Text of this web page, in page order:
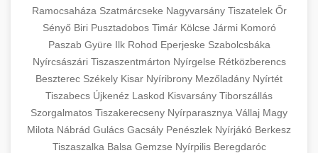
Ramocsaháza Szatmárcseke Nagyvarsány Tiszatelek Őr
Sényő Biri Pusztadobos Timár Kölcse Jármi Komoró
Paszab Gyüre Ilk Rohod Eperjeske Szabolcsbáka
Nyírcsászári Tiszaszentmárton Nyírgelse Rétközberencs
Beszterec Székely Kisar Nyíribrony Mezőladány Nyírtét
Tiszabecs Újkenéz Laskod Kisvarsány Tiborszállás
Szorgalmatos Tiszakerecseny Nyírparasznya Vállaj Magy
Milota Nábrád Gulács Gacsály Penészlek Nyírjákó Berkesz
Tiszaszalka Balsa Gemzse Nyírpilis Beregdaróc